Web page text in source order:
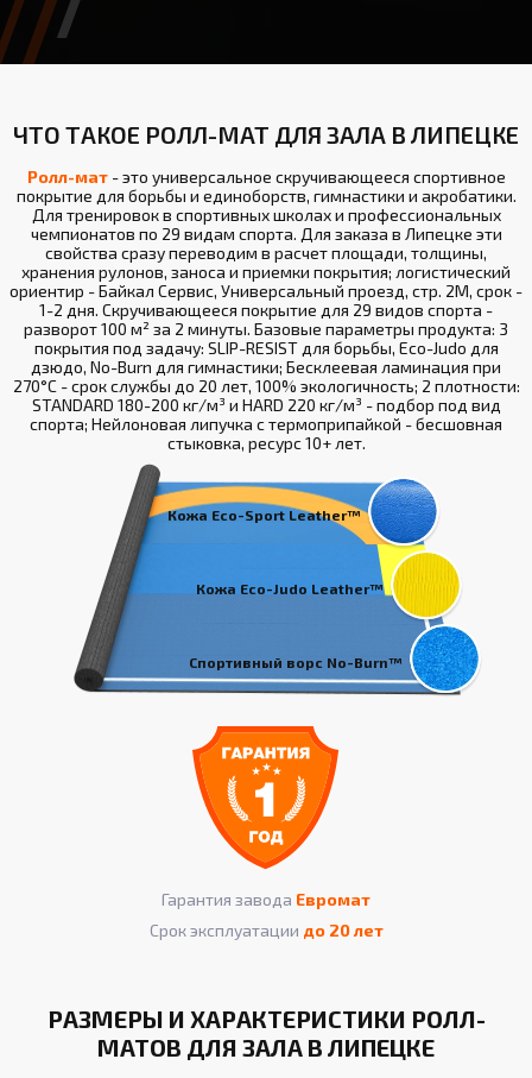
ЧТО ТАКОЕ РОЛЛ-МАТ ДЛЯ ЗАЛА В ЛИПЕЦКЕ
Ролл-мат- это универсальное скручивающееся спортивное
покрытие для борьбы и единоборств, гимнастики и акробатики.
Для тренировок в спортивных школах и профессиональных
чемпионатов по 29 видам спорта. Для заказа в Липецке эти
свойства сразу переводим в расчет площади, толщины,
хранения рулонов, заноса и приемки покрытия; логистический
ориентир - Байкал Сервис, Универсальный проезд, стр. 2М, срок -
1-2 дня. Скручивающееся покрытие для 29 видов спорта -
разворот 100 м² за 2 минуты. Базовые параметры продукта: 3
покрытия под задачу: SLIP-RESIST для борьбы, Eco-Judo для
дзюдо, No-Burn для гимнастики; Бесклеевая ламинация при
270°С - срок службы до 20 лет, 100% экологичность; 2 плотности:
STANDARD 180-200 кг/м³ и HARD 220 кг/м³ - подбор под вид
спорта; Нейлоновая липучка с термоприпайкой - бесшовная
стыковка, ресурс 10+ лет.
Кожа Eco-Sport Leather™
Кожа Eco-Judo Leather™
Спортивный ворс No-Burn™
Гарантия завода Евромат
Срок эксплуатации до 20 лет
РАЗМЕРЫ И ХАРАКТЕРИСТИКИ РОЛЛ-
МАТОВ ДЛЯ ЗАЛА В ЛИПЕЦКЕ